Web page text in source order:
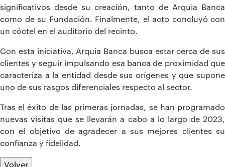
significativos desde su creación, tanto de Arquia Banca
como de su Fundación. Finalmente, el acto concluyó con
un cóctel en el auditorio del recinto.
Con esta iniciativa, Arquia Banca busca estar cerca de sus
clientes y seguir impulsando esa banca de proximidad que
caracteriza a la entidad desde sus orígenes y que supone
uno de sus rasgos diferenciales respecto al sector.
Tras el éxito de las primeras jornadas, se han programado
nuevas visitas que se llevarán a cabo a lo largo de 2023,
con el objetivo de agradecer a sus mejores clientes su
confianza y fidelidad.
Volver